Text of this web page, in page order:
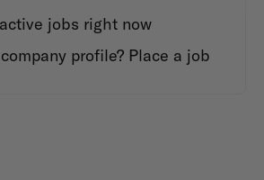
jobs right now
profile? Place a job